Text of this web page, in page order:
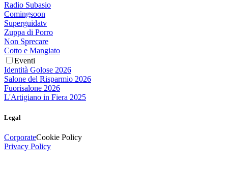
Radio Subasio
Comingsoon
Superguidatv
Zuppa di Porro
Non Sprecare
Cotto e Mangiato
Eventi
Identità Golose 2026
Salone del Risparmio 2026
Fuorisalone 2026
L'Artigiano in Fiera 2025
Legal
CorporateCookie Policy
Privacy Policy